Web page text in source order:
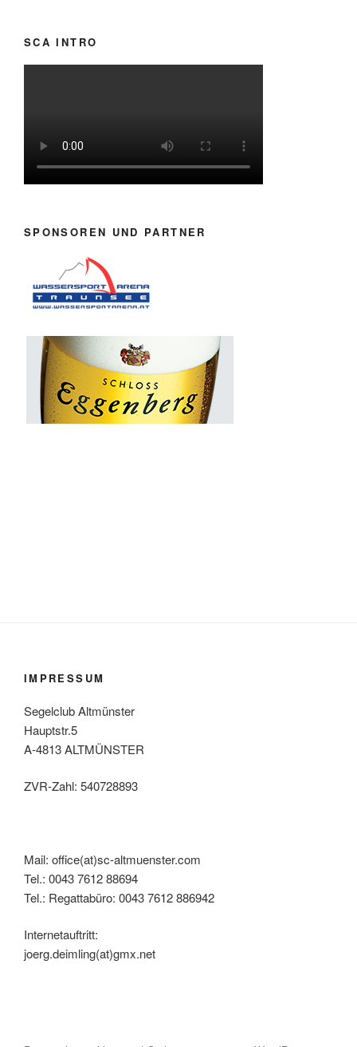
SCA INTRO
SPONSOREN UND PARTNER
IMPRESSUM
Segelclub Altmünster
Hauptstr.5
A-4813 ALTMÜNSTER
ZVR-Zahl: 540728893
Mail: office(at)sc-altmuenster.com
Tel.: 0043 7612 88694
Tel.: Regattabüro: 0043 7612 886942
Internetauftritt:
joerg.deimling(at)gmx.net